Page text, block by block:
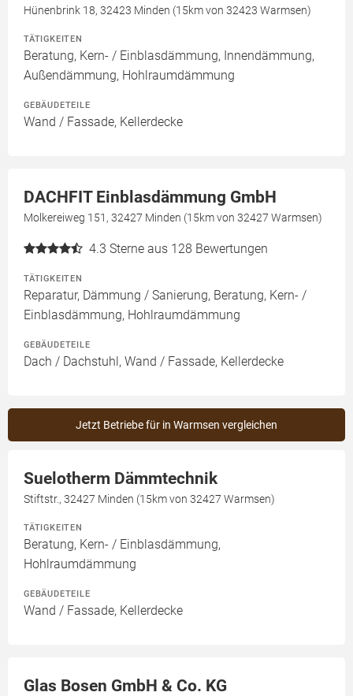
Hünenbrink 18, 32423 Minden (15km von 32423 Warmsen)
TÄTIGKEITEN
Beratung, Kern- / Einblasdämmung, Innendämmung,
Außendämmung, Hohlraumdämmung
GEBÄUDETEILE
Wand / Fassade, Kellerdecke
DACHFIT Einblasdämmung GmbH
Molkereiweg 151, 32427 Minden (15km von 32427 Warmsen)
4.3 Sterne aus 128 Bewertungen
TÄTIGKEITEN
Reparatur, Dämmung / Sanierung, Beratung, Kern- /
Einblasdämmung, Hohlraumdämmung
GEBÄUDETEILE
Dach / Dachstuhl, Wand / Fassade, Kellerdecke
Jetzt Betriebe für in Warmsen vergleichen
Suelotherm Dämmtechnik
Stiftstr., 32427 Minden (15km von 32427 Warmsen)
TÄTIGKEITEN
Beratung, Kern- / Einblasdämmung,
Hohlraumdämmung
GEBÄUDETEILE
Wand / Fassade, Kellerdecke
Glas Bosen GmbH & Co. KG